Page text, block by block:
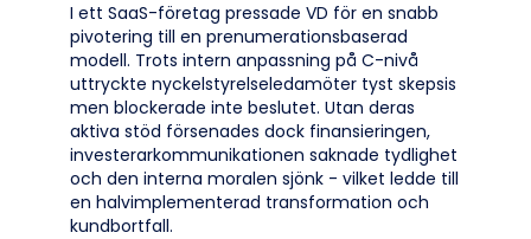
I ett SaaS-företag pressade VD för en snabb
pivotering till en prenumerationsbaserad
modell. Trots intern anpassning på C-nivå
uttryckte nyckelstyrelseledamöter tyst skepsis
men blockerade inte beslutet. Utan deras
aktiva stöd försenades dock finansieringen,
investerarkommunikationen saknade tydlighet
och den interna moralen sjönk - vilket ledde till
en halvimplementerad transformation och
kundbortfall.